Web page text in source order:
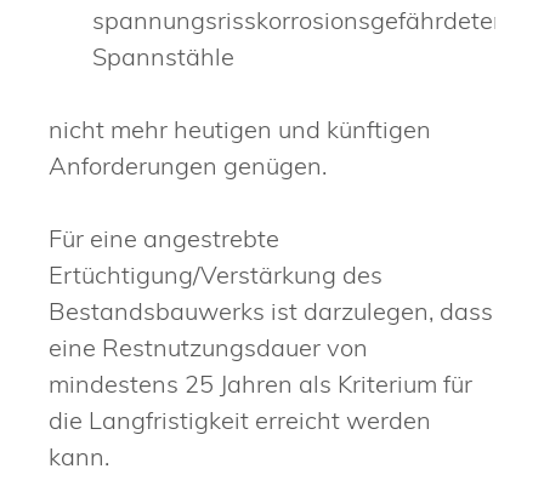
spannungsrisskorrosionsgefährdeter
Spannstähle
nicht mehr heutigen und künftigen
Anforderungen genügen.
Für eine angestrebte
Ertüchtigung/Verstärkung des
Bestandsbauwerks ist darzulegen, dass
eine Restnutzungsdauer von
mindestens 25 Jahren als Kriterium für
die Langfristigkeit erreicht werden
kann.